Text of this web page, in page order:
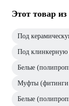
Этот товар из
Под
Под клинкерную
Белые
Муфты (фитинги
Белые